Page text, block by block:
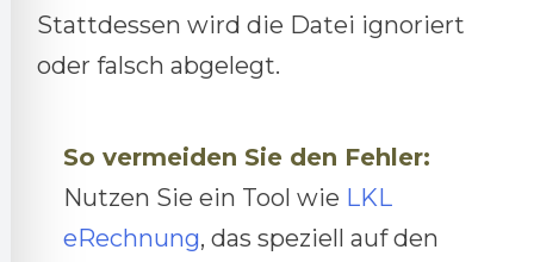
Stattdessen wird die Datei ignoriert
oder falsch abgelegt.
So vermeiden Sie den Fehler:
Nutzen Sie ein Tool wie LKL
eRechnung, das speziell auf den